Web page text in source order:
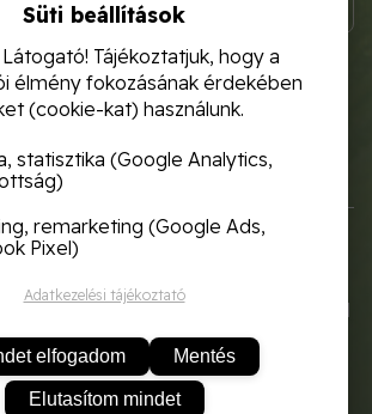
KOSÁRBA
nem rendelhető!
Körülbelül 30 cm magas.
lándzsás levelek, élénkzöld
szemben álló párokban.
levesekbe, omlettbe vagy
fogyasztják.
Süti beállítások
Tájékoztatjuk, hogy a
élmény fokozásának érdekében
(cookie-kat) használunk.
statisztika (Google Analytics,
remarketing (Google Ads,
Pixel)
Adatkezelési tájékoztató
elfogadom Mentés
Elutasítom mindet